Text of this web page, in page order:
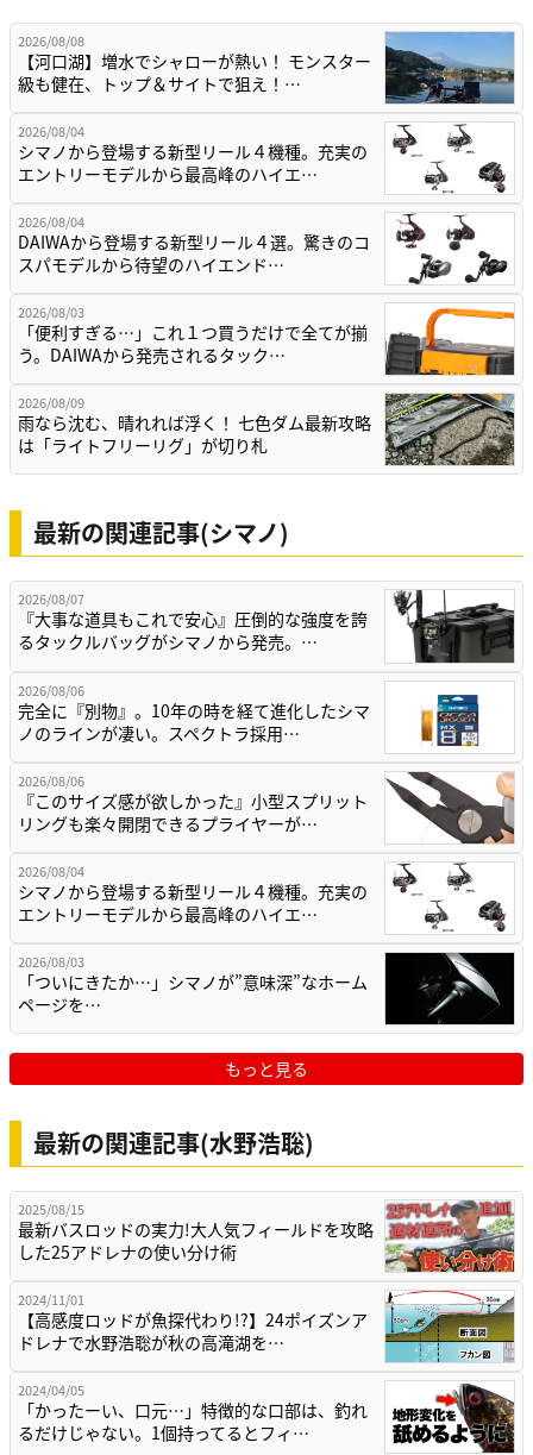
2026/08/08
【河口湖】増水でシャローが熱い！ モンスター
級も健在、トップ＆サイトで狙え！…
2026/08/04
シマノから登場する新型リール４機種。充実の
エントリーモデルから最高峰のハイエ…
2026/08/04
DAIWAから登場する新型リール４選。驚きのコ
スパモデルから待望のハイエンド…
2026/08/03
「便利すぎる…」これ１つ買うだけで全てが揃
う。DAIWAから発売されるタック…
2026/08/09
雨なら沈む、晴れれば浮く！ 七色ダム最新攻略
は「ライトフリーリグ」が切り札
最新の関連記事(シマノ)
2026/08/07
『大事な道具もこれで安心』圧倒的な強度を誇
るタックルバッグがシマノから発売。…
2026/08/06
完全に『別物』。10年の時を経て進化したシマ
ノのラインが凄い。スペクトラ採用…
2026/08/06
『このサイズ感が欲しかった』小型スプリット
リングも楽々開閉できるプライヤーが…
2026/08/04
シマノから登場する新型リール４機種。充実の
エントリーモデルから最高峰のハイエ…
2026/08/03
「ついにきたか…」シマノが”意味深”なホーム
ページを…
もっと見る
最新の関連記事(水野浩聡)
2025/08/15
最新バスロッドの実力!大人気フィールドを攻略
した25アドレナの使い分け術
2024/11/01
【高感度ロッドが魚探代わり!?】24ポイズンア
ドレナで水野浩聡が秋の高滝湖を…
2024/04/05
「かったーい、口元…」特徴的な口部は、釣れ
るだけじゃない。1個持ってるとフィ…